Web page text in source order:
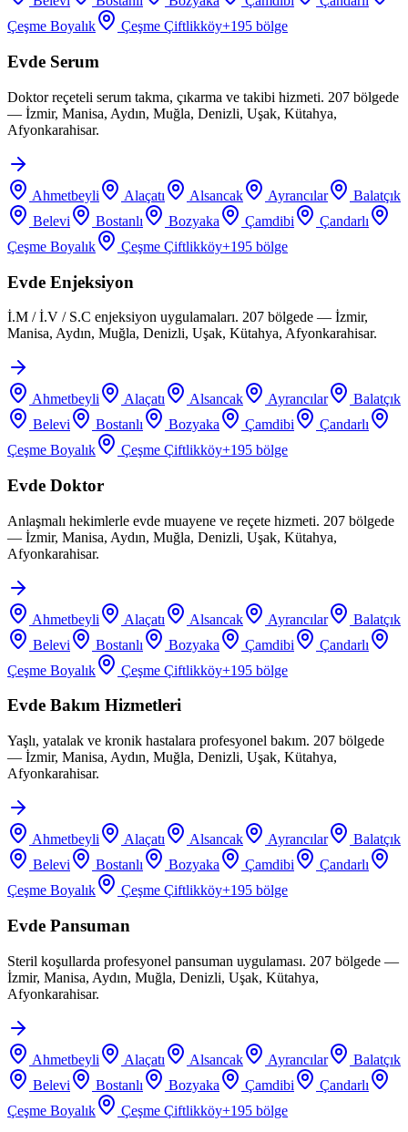
Çeşme Boyalık
Çeşme Çiftlikköy+195 bölge
Evde Serum
Doktor reçeteli serum takma, çıkarma ve takibi hizmeti. 207 bölgede
— İzmir, Manisa, Aydın, Muğla, Denizli, Uşak, Kütahya,
Afyonkarahisar.
Ahmetbeyli Alaçatı Alsancak Ayrancılar
Balatçık
Belevi
Bostanlı Bozyaka Çamdibi
Çandarlı
Çeşme Boyalık
Çeşme Çiftlikköy+195 bölge
Evde Enjeksiyon
İ.M / İ.V / S.C enjeksiyon uygulamaları. 207 bölgede — İzmir,
Manisa, Aydın, Muğla, Denizli, Uşak, Kütahya, Afyonkarahisar.
Ahmetbeyli Alaçatı Alsancak Ayrancılar
Balatçık
Belevi
Bostanlı Bozyaka Çamdibi
Çandarlı
Çeşme Boyalık
Çeşme Çiftlikköy+195 bölge
Evde Doktor
Anlaşmalı hekimlerle evde muayene ve reçete hizmeti. 207 bölgede
— İzmir, Manisa, Aydın, Muğla, Denizli, Uşak, Kütahya,
Afyonkarahisar.
Ahmetbeyli Alaçatı Alsancak Ayrancılar
Balatçık
Belevi
Bostanlı Bozyaka Çamdibi
Çandarlı
Çeşme Boyalık
Çeşme Çiftlikköy+195 bölge
Evde Bakım Hizmetleri
Yaşlı, yatalak ve kronik hastalara profesyonel bakım. 207 bölgede
— İzmir, Manisa, Aydın, Muğla, Denizli, Uşak, Kütahya,
Afyonkarahisar.
Ahmetbeyli Alaçatı Alsancak Ayrancılar
Balatçık
Belevi
Bostanlı Bozyaka Çamdibi
Çandarlı
Çeşme Boyalık
Çeşme Çiftlikköy+195 bölge
Evde Pansuman
Steril koşullarda profesyonel pansuman uygulaması. 207 bölgede —
İzmir, Manisa, Aydın, Muğla, Denizli, Uşak, Kütahya,
Afyonkarahisar.
Ahmetbeyli Alaçatı Alsancak Ayrancılar
Balatçık
Belevi
Bostanlı Bozyaka Çamdibi
Çandarlı
Çeşme Boyalık
Çeşme Çiftlikköy+195 bölge